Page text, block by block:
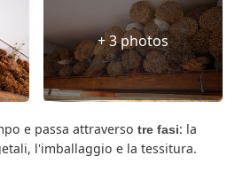
+ 3 photos
e passa attraversotre fasi: la
l'imballaggio e la tessitura.